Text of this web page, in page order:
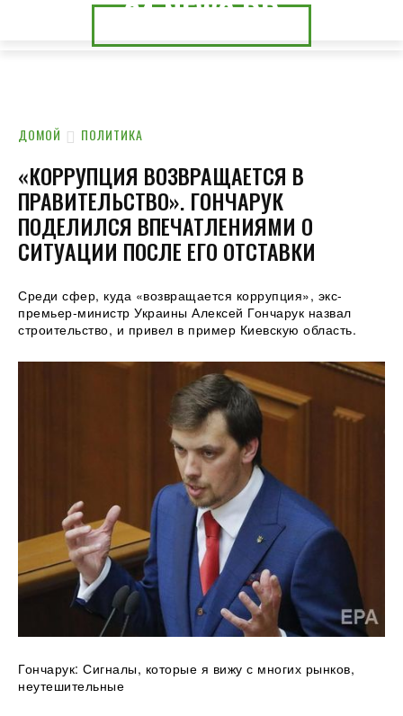
24.NEWS.CK
24.NEWS.DP
ДОМОЙ ПОЛИТИКА
«КОРРУПЦИЯ ВОЗВРАЩАЕТСЯ В
ПРАВИТЕЛЬСТВО». ГОНЧАРУК
ПОДЕЛИЛСЯ ВПЕЧАТЛЕНИЯМИ О
СИТУАЦИИ ПОСЛЕ ЕГО ОТСТАВКИ
Среди сфер, куда «возвращается коррупция», экс-
премьер-министр Украины Алексей Гончарук назвал
строительство, и привел в пример Киевскую область.
Гончарук: Сигналы, которые я вижу с многих рынков,
неутешительные